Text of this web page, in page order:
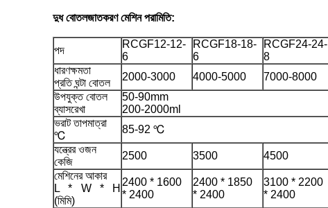
দুধ বোতলজাতকরণ মেশিন পরামিতি:
পদ
RCGF12-12-
6
RCGF18-18-
6
RCGF24-24-
8
ধারণক্ষমতা
প্রতি ঘন্টা বোতল
2000-3000 4000-5000 7000-8000
উপযুক্ত বোতল
ব্যাসরেখা
50-90mm
200-2000ml
ভরাট তাপমাত্রা
℃
85-92 ℃
যন্ত্রের ওজন
কেজি
2500 3500 4500
মেশিনের আকার
L * W * H
(মিমি)
2400 * 1600
* 2400
2400 * 1850
* 2400
3100 * 2200
* 2400